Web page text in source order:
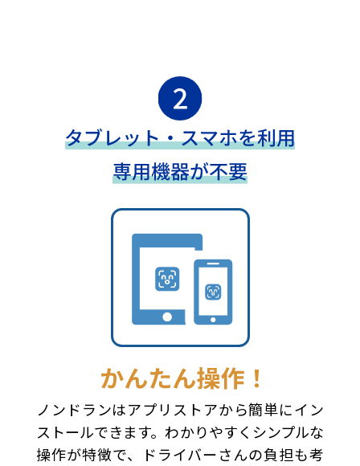
ノンドランはアプリストアから簡単にイン
ストールできます。わかりやすくシンプルな
操作が特徴で、ドライバーさんの負担も考